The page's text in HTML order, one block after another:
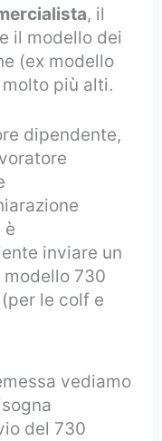
, il
il modello dei
(ex modello
più alti.
dipendente,
è
inviare un
730
le colf e
vediamo
del 730